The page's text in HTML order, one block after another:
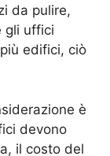
da pulire,
gli uffici
edifici, ciò
è
devono
il costo del